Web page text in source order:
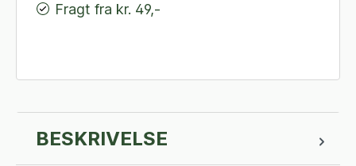
Fragt fra kr. 49,-
BESKRIVELSE